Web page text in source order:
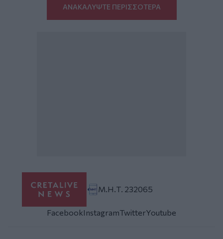
ΑΝΑΚΑΛΥΨΤΕ ΠΕΡΙΣΣΟΤΕΡΑ
Μ.Η.Τ. 232065
FacebookInstagramTwitterYoutube